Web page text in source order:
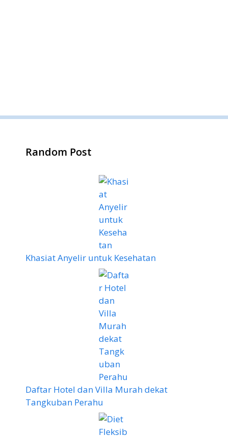
Random Post
Khasiat Anyelir untuk Kesehatan
Daftar Hotel dan Villa Murah dekat
Tangkuban Perahu